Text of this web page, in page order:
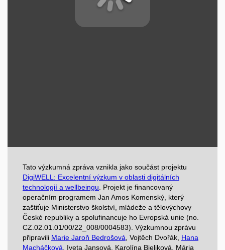
Tato výzkumná zpráva vznikla jako součást projektu
DigiWELL: Excelentní výzkum v oblasti digitálních
technologií a wellbeingu. Projekt je financovaný
operačním programem Jan Amos Komenský, který
zaštiťuje Ministerstvo školství, mládeže a tělovýchovy
České republiky a spolufinancuje ho Evropská unie (no.
CZ.02.01.01/00/22_008/0004583). Výzkumnou zprávu
připravili Marie Jaroň Bedrošová, Vojtěch Dvořák, Hana
Macháčková, Iveta Jansová, Karolína Bieliková, Mária